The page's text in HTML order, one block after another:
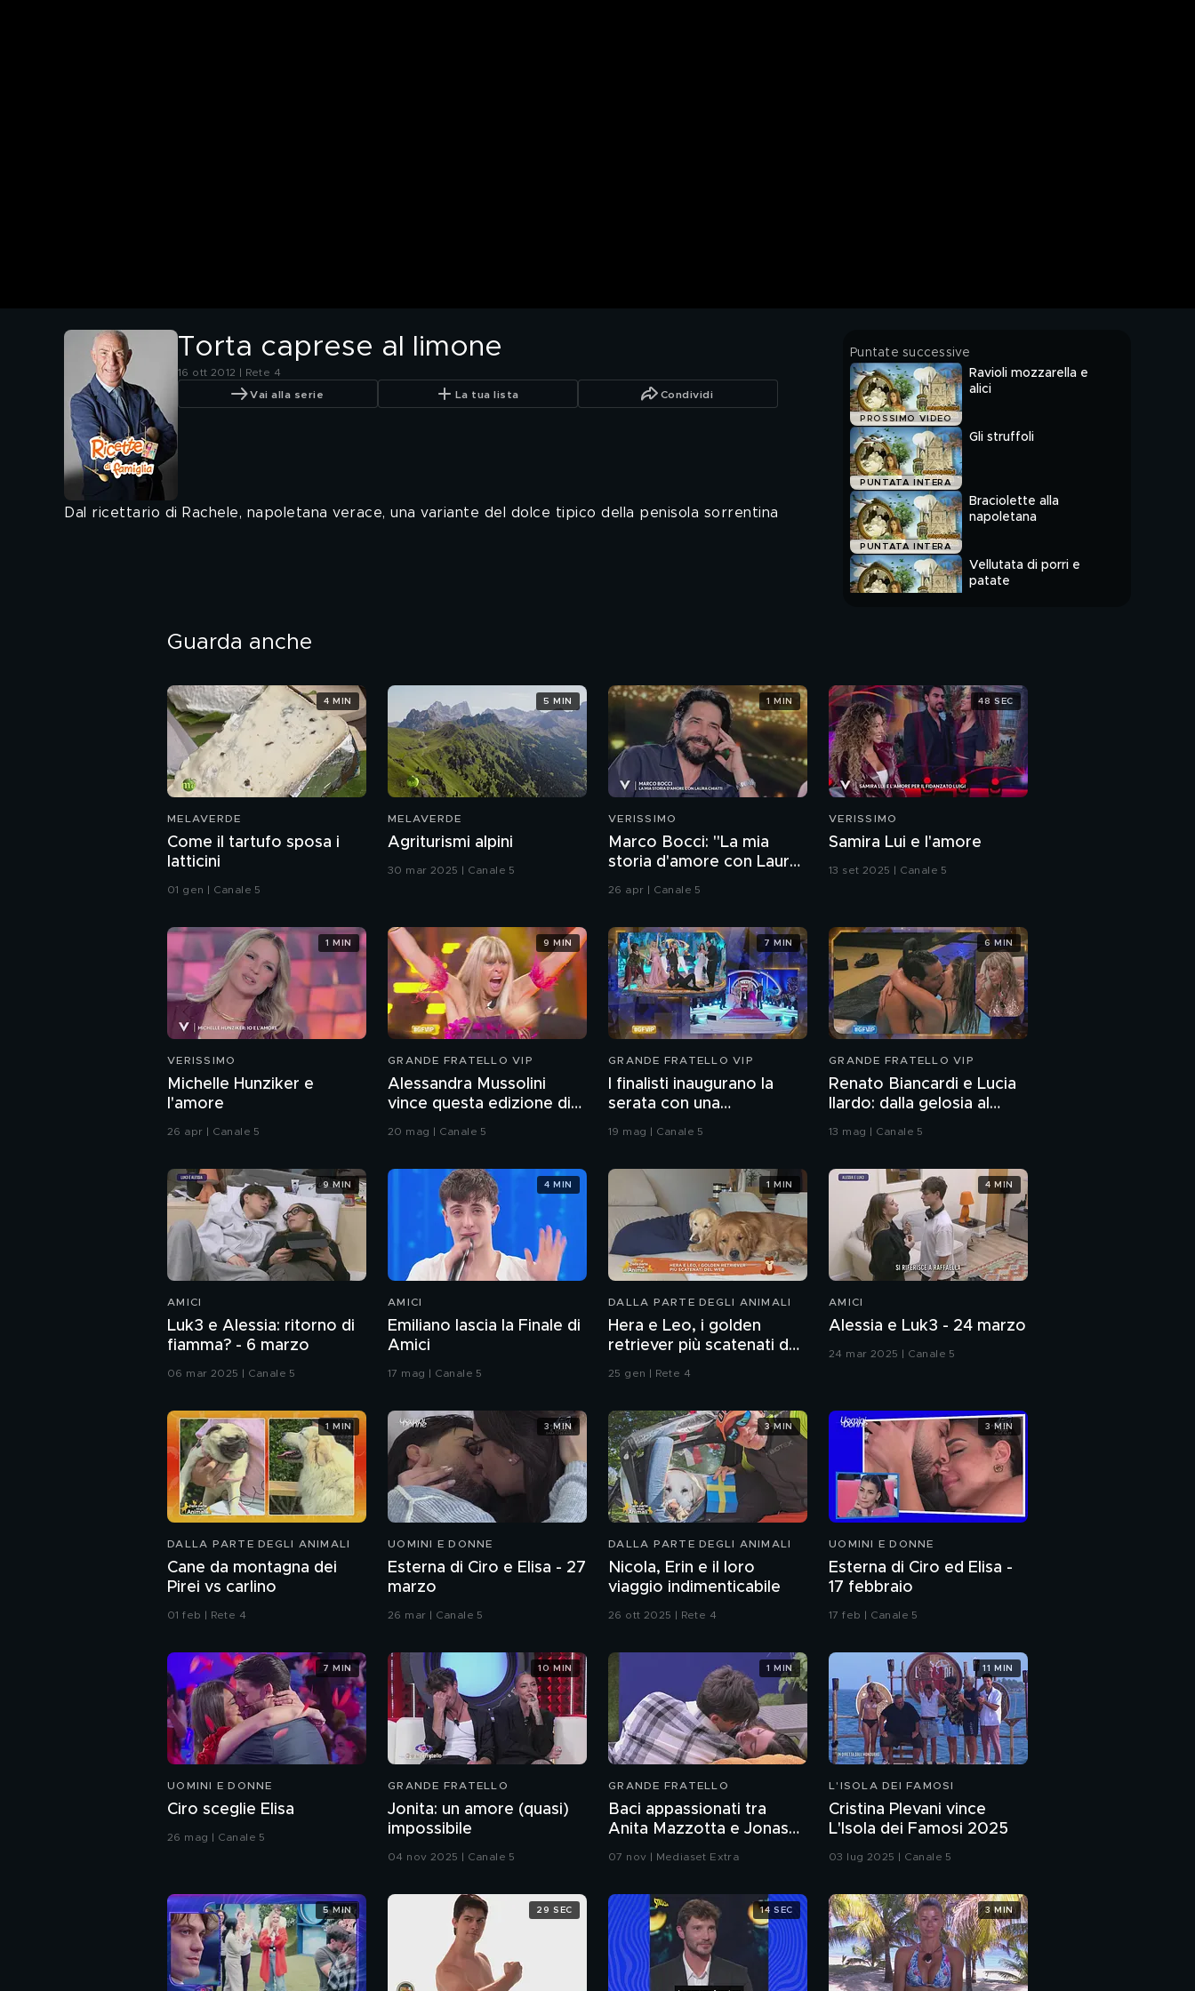
Torta caprese al limone
16 ott 2012 | Rete 4
Vai alla serie La tua lista Condividi
Dal ricettario di Rachele, napoletana verace, una variante del dolce tipico della penisola sorrentina
Puntate successive
PROSSIMO VIDEO
Ravioli mozzarella e
alici
PUNTATA INTERA
Gli struffoli
PUNTATA INTERA
Braciolette alla
napoletana
Vellutata di porri e
patate
Guarda anche
MELAVERDE
Come il tartufo sposa i
latticini
01 gen | Canale 5
4 MIN
MELAVERDE
Agriturismi alpini
30 mar 2025 | Canale 5
5 MIN
VERISSIMO
Marco Bocci: "La mia
storia d'amore con Laura
Chiatti"
26 apr | Canale 5
1 MIN
VERISSIMO
Samira Lui e l'amore
13 set 2025 | Canale 5
48 SEC
VERISSIMO
Michelle Hunziker e
l'amore
26 apr | Canale 5
1 MIN
GRANDE FRATELLO VIP
Alessandra Mussolini
vince questa edizione di
Grande Fratello VIP
20 mag | Canale 5
9 MIN
GRANDE FRATELLO VIP
I finalisti inaugurano la
serata con una
coreografia
19 mag | Canale 5
7 MIN
GRANDE FRATELLO VIP
Renato Biancardi e Lucia
Ilardo: dalla gelosia al
13 mag | Canale 5
6 MIN
AMICI
Luk3 e Alessia: ritorno di
fiamma? - 6 marzo
06 mar 2025 | Canale 5
9 MIN
AMICI
Emiliano lascia la Finale di
Amici
17 mag | Canale 5
4 MIN
DALLA PARTE DEGLI ANIMALI
Hera e Leo, i golden
retriever più scatenati del
25 gen | Rete 4
1 MIN
AMICI
Alessia e Luk3 - 24 marzo
24 mar 2025 | Canale 5
4 MIN
DALLA PARTE DEGLI ANIMALI
Cane da montagna dei
Pirei vs carlino
01 feb | Rete 4
1 MIN
UOMINI E DONNE
Esterna di Ciro e Elisa - 27
marzo
26 mar | Canale 5
3 MIN
DALLA PARTE DEGLI ANIMALI
Nicola, Erin e il loro
viaggio indimenticabile
26 ott 2025 | Rete 4
3 MIN
UOMINI E DONNE
Esterna di Ciro ed Elisa -
17 febbraio
17 feb | Canale 5
3 MIN
UOMINI E DONNE
Ciro sceglie Elisa
26 mag | Canale 5
7 MIN
GRANDE FRATELLO
Jonita: un amore (quasi)
impossibile
04 nov 2025 | Canale 5
10 MIN
GRANDE FRATELLO
Baci appassionati tra
Anita Mazzotta e Jonas
07 nov | Mediaset Extra
1 MIN
L'ISOLA DEI FAMOSI
Cristina Plevani vince
L'Isola dei Famosi 2025
03 lug 2025 | Canale 5
11 MIN
5 MIN 29 SEC 14 SEC 3 MIN